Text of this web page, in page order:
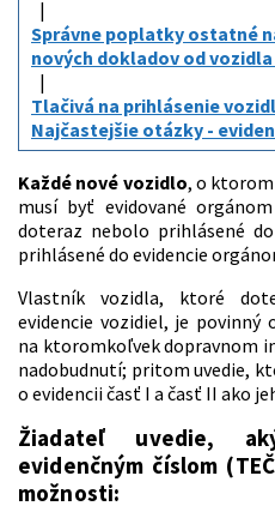
Správne poplatky ostatné
nových dokladov od vozidla
Tlačivá na prihlásenie
Najčastejšie otázky -
Každé nové vozidlo, o
musí byť evidované
doteraz nebolo prihlásené
prihlásené do evidencie
Vlastník vozidla, ktoré
evidencie vozidiel, je
na ktoromkoľvek dopravnom
nadobudnutí; pritom uvedie,
o evidencii časť I a časť II ako
Žiadateľ uvedie,
evidenčným číslom
možnosti: